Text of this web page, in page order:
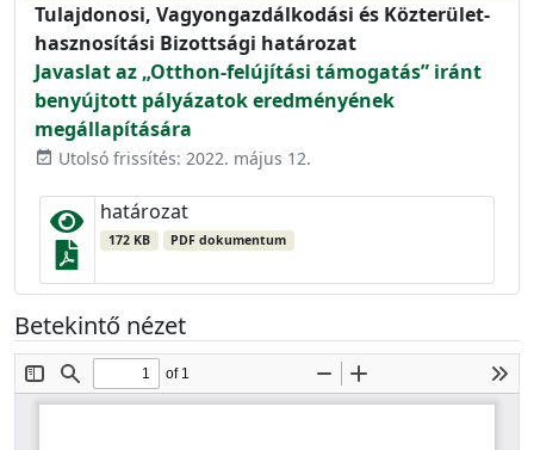
Tulajdonosi, Vagyongazdálkodási és Közterület-
hasznosítási Bizottsági határozat
Javaslat az „Otthon-felújítási támogatás” iránt
benyújtott pályázatok eredményének
megállapítására
event_available Utolsó frissítés: 2022. május 12.
határozat
172 KB PDF dokumentum
Betekintő nézet